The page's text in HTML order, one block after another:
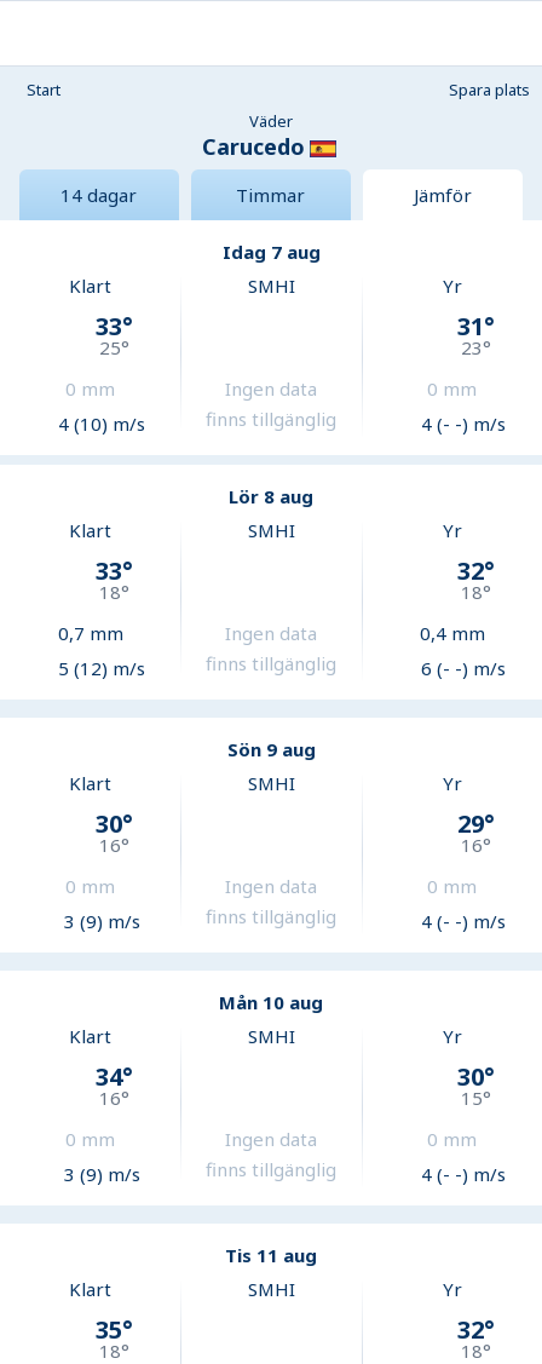
Start
Spara plats
Väder
Carucedo
14 dagar Timmar Jämför
Idag 7 aug
Klart
33°
25°
0 mm
4 (10) m/s
SMHI
Ingen data
finns tillgänglig
Yr
31°
23°
0 mm
4 (- -) m/s
Lör 8 aug
Klart
33°
18°
0,7 mm
5 (12) m/s
SMHI
Ingen data
finns tillgänglig
Yr
32°
18°
0,4mm
6 (- -) m/s
Sön 9 aug
Klart
30°
16°
0 mm
3 (9) m/s
SMHI
Ingen data
finns tillgänglig
Yr
29°
16°
0 mm
4 (- -) m/s
Mån 10 aug
Klart
34°
16°
0 mm
3 (9) m/s
SMHI
Ingen data
finns tillgänglig
Yr
30°
15°
0 mm
4 (- -) m/s
Tis 11 aug
Klart
35°
18°
SMHI Yr
32°
18°